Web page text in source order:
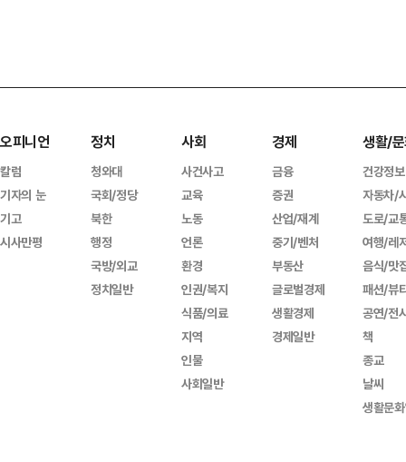
오피니언
칼럼
기자의 눈
기고
시사만평
정치
청와대
국회/정당
북한
행정
국방/외교
정치일반
사회
사건사고
교육
노동
언론
환경
인권/복지
식품/의료
지역
인물
사회일반
경제
금융
증권
산업/재계
중기/벤처
부동산
글로벌경제
생활경제
경제일반
생활/
건강정보
자동차/
도로/교
여행/레
음식/맛
패션/뷰
공연/전
책
종교
날씨
생활문